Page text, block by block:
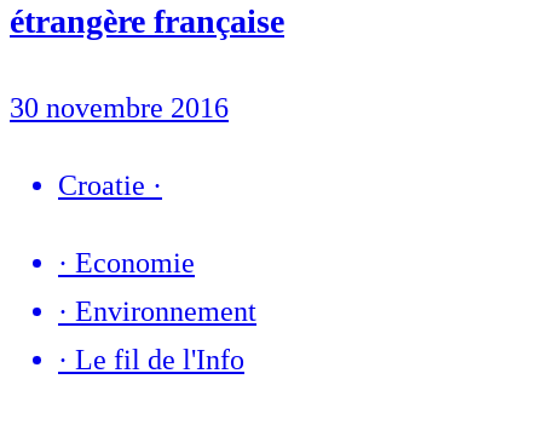
étrangère française
30 novembre 2016
Croatie ·
· Economie
· Environnement
· Le fil de l'Info